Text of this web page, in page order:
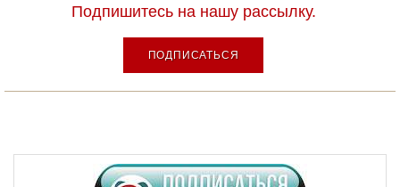
Подпишитесь на нашу рассылку.
ПОДПИСАТЬСЯ